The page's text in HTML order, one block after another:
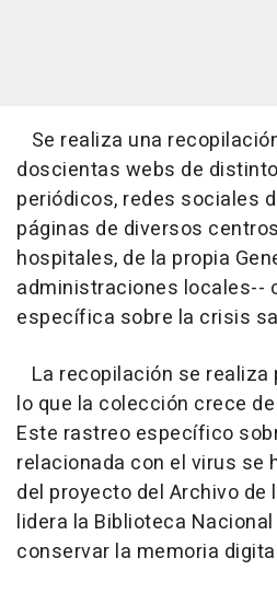
Se realiza una
doscientas webs de
periódicos, redes sociales
páginas de diversos
hospitales, de la propia
administraciones locales--
específica sobre la crisis
La recopilación se
lo que la colección crece
Este rastreo específico
relacionada con el virus se
del proyecto del Archivo de
lidera la Biblioteca
conservar la memoria